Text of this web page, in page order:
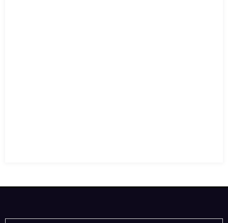
Digite seu e-mail…